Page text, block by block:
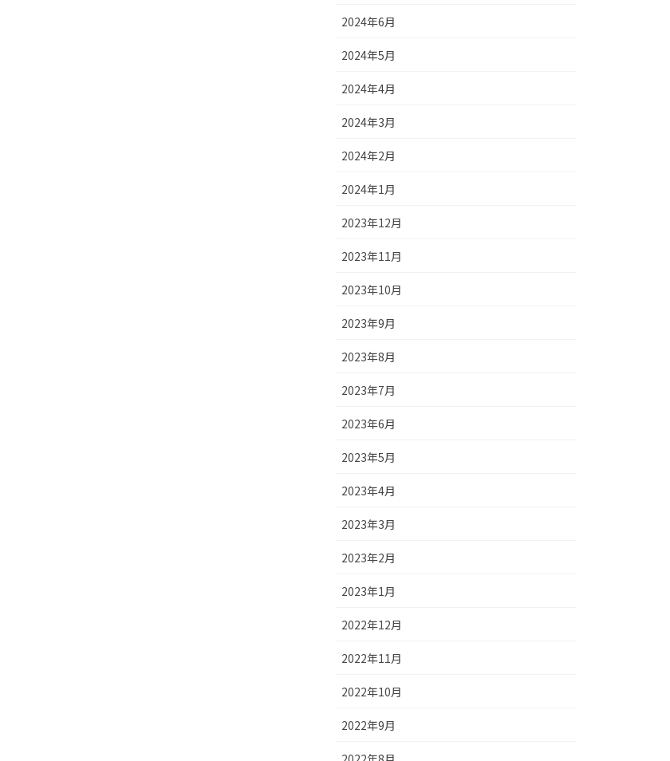
2024年6月
2024年5月
2024年4月
2024年3月
2024年2月
2024年1月
2023年12月
2023年11月
2023年10月
2023年9月
2023年8月
2023年7月
2023年6月
2023年5月
2023年4月
2023年3月
2023年2月
2023年1月
2022年12月
2022年11月
2022年10月
2022年9月